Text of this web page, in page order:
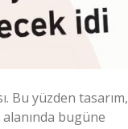
Bu yüzden tasarım,
bugüne